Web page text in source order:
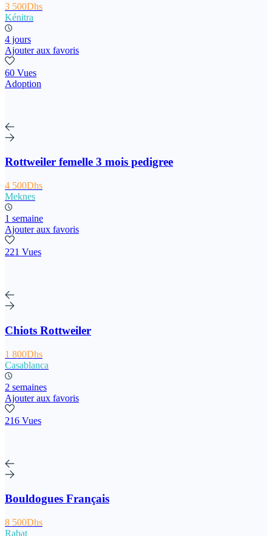
3 500Dhs
Kénitra
4 jours
Ajouter aux favoris
60 Vues
Adoption
Rottweiler femelle 3 mois pedigree
4 500Dhs
Meknes
1 semaine
Ajouter aux favoris
221 Vues
Chiots Rottweiler
1 800Dhs
Casablanca
2 semaines
Ajouter aux favoris
216 Vues
Bouldogues Français
8 500Dhs
Rabat